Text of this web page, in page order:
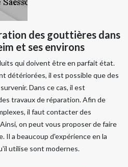
des gouttières dans
et ses environs
qui doivent être en parfait état.
détériorées, il est possible que des
Dans ce cas, il est
travaux de réparation. Afin de
il faut contacter des
on peut vous proposer de faire
Il a beaucoup d'expérience en la
utilise sont modernes.